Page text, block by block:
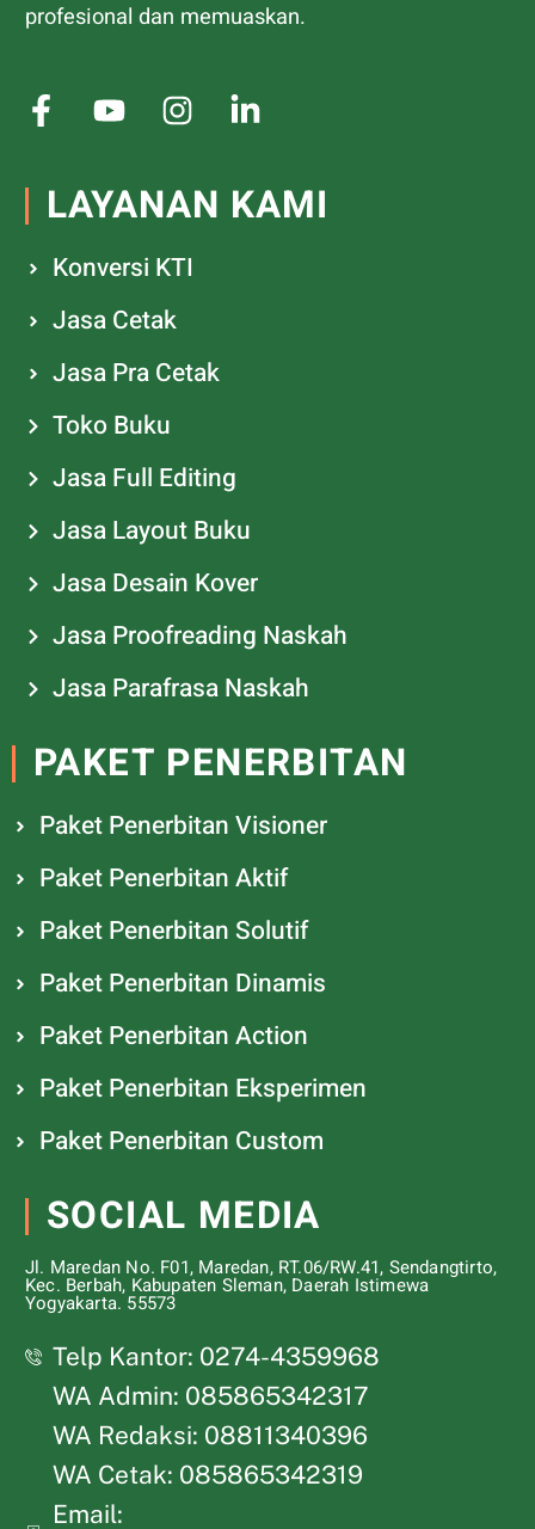
profesional dan memuaskan.
LAYANAN KAMI
Konversi KTI
Jasa Cetak
Jasa Pra Cetak
Toko Buku
Jasa Full Editing
Jasa Layout Buku
Jasa Desain Kover
Jasa Proofreading Naskah
Jasa Parafrasa Naskah
PAKET PENERBITAN
Paket Penerbitan Visioner
Paket Penerbitan Aktif
Paket Penerbitan Solutif
Paket Penerbitan Dinamis
Paket Penerbitan Action
Paket Penerbitan Eksperimen
Paket Penerbitan Custom
SOCIAL MEDIA
Jl. Maredan No. F01, Maredan, RT.06/RW.41, Sendangtirto,
Kec. Berbah, Kabupaten Sleman, Daerah Istimewa
Yogyakarta. 55573
Telp Kantor: 0274-4359968
WA Admin: 085865342317
WA Redaksi: 08811340396
WA Cetak: 085865342319
Email: